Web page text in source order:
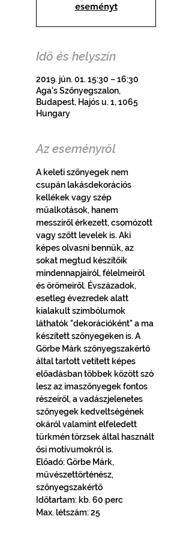
eseményt
Idő és helyszín
2019. jún. 01. 15:30 – 16:30
Aga's Szőnyegszalon,
Budapest, Hajós u. 1, 1065
Hungary
Az eseményről
A keleti szőnyegek nem
csupán lakásdekorációs
kellékek vagy szép
műalkotások, hanem
messziről érkezett, csomózott
vagy szőtt levelek is. Aki
képes olvasni bennük, az
sokat megtud készítőik
mindennapjairól, félelmeiről
és örömeiről. Évszázadok,
esetleg évezredek alatt
kialakult szimbólumok
láthatók "dekorációként" a ma
készített szőnyegeken is. A
Görbe Márk szőnyegszakértő
által tartott vetített képes
előadásban többek között szó
lesz az imaszőnyegek fontos
részeiről, a vadászjelenetes
szőnyegek kedveltségének
okáról valamint elfeledett
türkmén törzsek által használt
ősi motívumokról is.
Előadó: Görbe Márk,
művészettörténész,
szőnyegszakértő
Időtartam: kb. 60 perc
Max. létszám: 25